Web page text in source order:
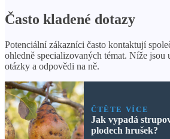
Často kladené dotazy
Potenciální zákazníci často kontaktují
ohledně specializovaných témat. Níže jsou
otázky a odpovědi na ně.
ČTĚTE VÍCE
Jak vypadá
plodech hrušek?